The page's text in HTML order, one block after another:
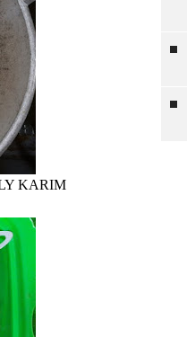
KARIM